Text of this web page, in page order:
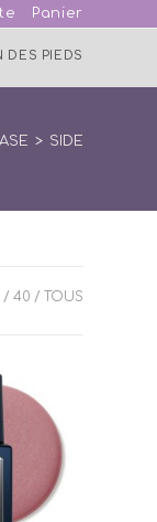
Panier
DES PIEDS
> SIDE
40 TOUS